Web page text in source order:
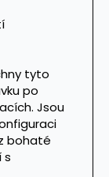
tyto
po
Jsou
bohaté
s